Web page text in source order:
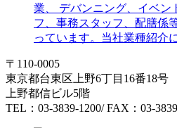
業、 デバンニング、イベン
フ、事務スタッフ、配膳係
っています。当社業種紹介
〒110-0005
東京都台東区上野6丁目16番18号
上野都信ビル5階
TEL：03-3839-1200/ FAX：03-